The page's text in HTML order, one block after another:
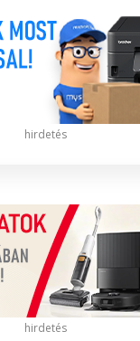
hirdetés
hirdetés